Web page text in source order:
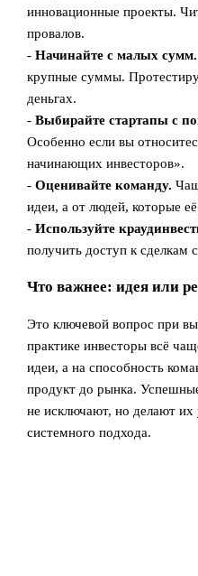
инновационные проекты.
провалов.
-Начинайте с малых сумм.
крупные суммы.
деньгах.
-Выбирайте стартапы с
Особенно если вы
начинающих инвесторов».
-Оценивайте команду.
идеи, а от людей, которые
-Используйте
получить доступ к
Что важнее: идея или
Это ключевой вопрос при
практике инвесторы всё
идеи, а на способность
продукт до рынка.
не исключают, но делают их
системного подхода.